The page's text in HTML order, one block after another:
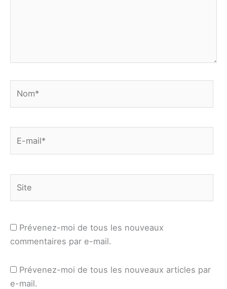
mail*
Prévenez-moi de tous les nouveaux
commentaires par e-mail.
Prévenez-moi de tous les nouveaux articles par
e-mail.